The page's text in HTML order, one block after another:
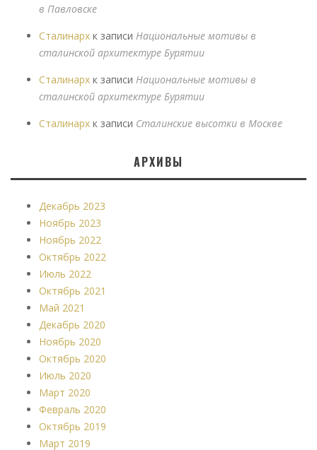
в Павловске
Сталинарх к записи Национальные мотивы в
сталинской архитектуре Бурятии
Сталинарх к записи Национальные мотивы в
сталинской архитектуре Бурятии
Сталинарх к записи Сталинские высотки в Москве
АРХИВЫ
Декабрь 2023
Ноябрь 2023
Ноябрь 2022
Октябрь 2022
Июль 2022
Октябрь 2021
Май 2021
Декабрь 2020
Ноябрь 2020
Октябрь 2020
Июль 2020
Март 2020
Февраль 2020
Октябрь 2019
Март 2019